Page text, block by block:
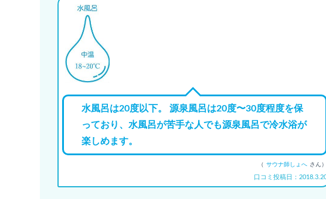
水風呂は20度以下。 源泉風呂は20度〜30度程度を保
っており、水風呂が苦手な人でも源泉風呂で冷水浴が
楽しめます。
（ サウナ師しょへ さん
口コミ投稿日：